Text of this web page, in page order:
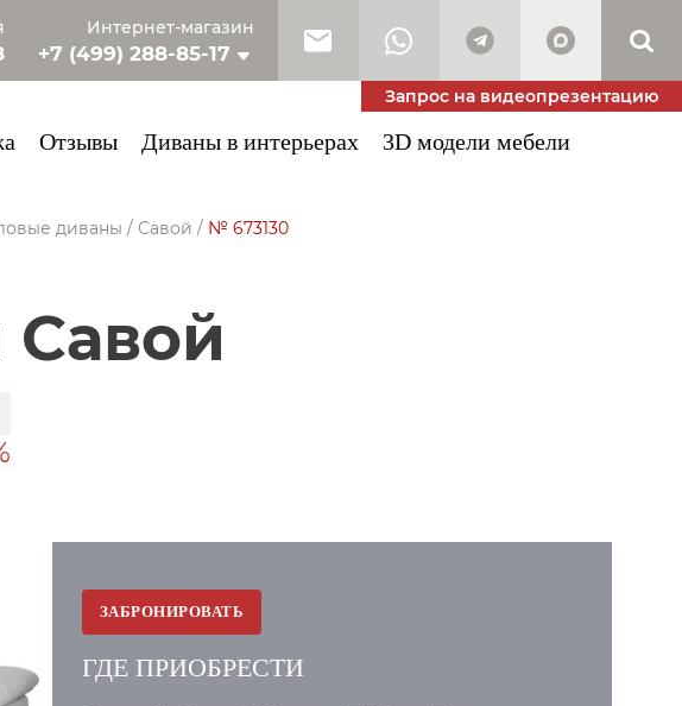
Интернет-магазин
+7 (499) 288-85-17
+7 (985) 410-53-34
Запрос на видеопрезентацию
Отзывы Диваны в интерьерах 3D модели мебели
диваны / Савой / № 673130
Савой
ЗАБРОНИРОВАТЬ
ГДЕ ПРИОБРЕСТИ